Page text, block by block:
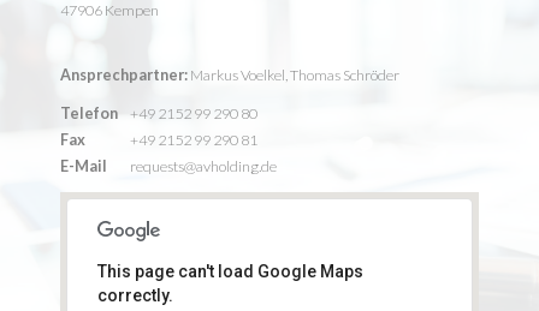
47906 Kempen
Ansprechpartner: Markus Voelkel, Thomas Schröder
Telefon
Fax
E-Mail
+49 2152 99 290 80
+49 2152 99 290 81
requests@avholding.de
This page can't load Google Maps
correctly.